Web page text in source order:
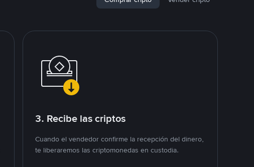
3. Recibe las criptos
Cuando el vendedor confirme la recepción del dinero,
te liberaremos las criptomonedas en custodia.